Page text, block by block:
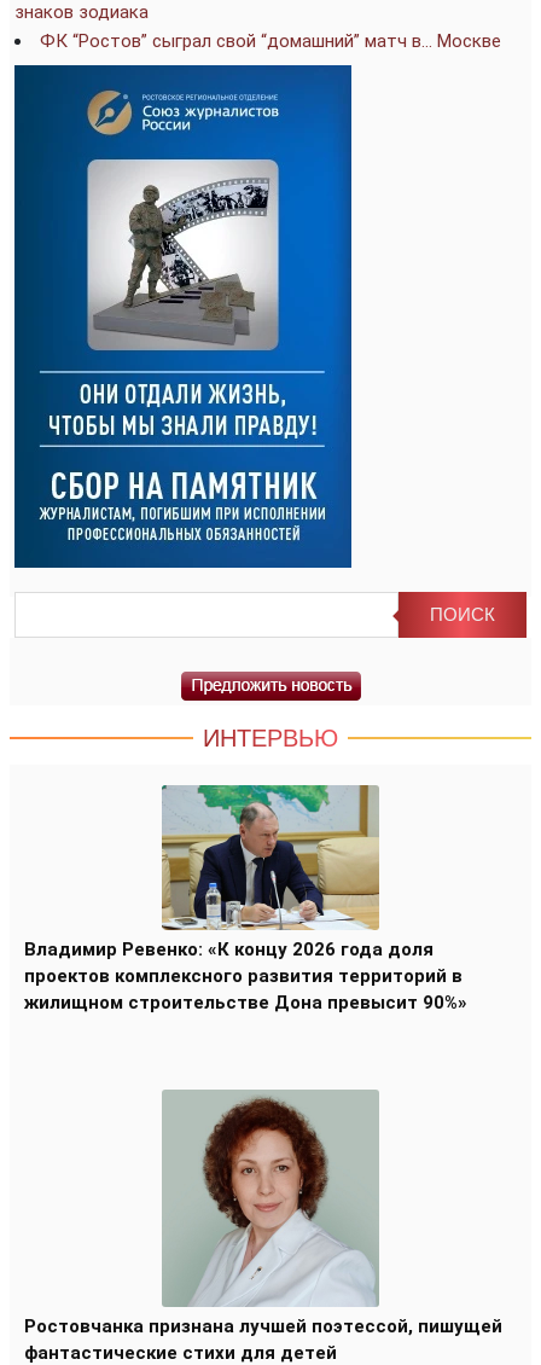
знаков зодиака
ФК “Ростов” сыграл свой “домашний” матч в… Москве
ИНТЕРВЬЮ
Владимир Ревенко: «К концу 2026 года доля
проектов комплексного развития территорий в
жилищном строительстве Дона превысит 90%»
Ростовчанка признана лучшей поэтессой, пишущей
фантастические стихи для детей